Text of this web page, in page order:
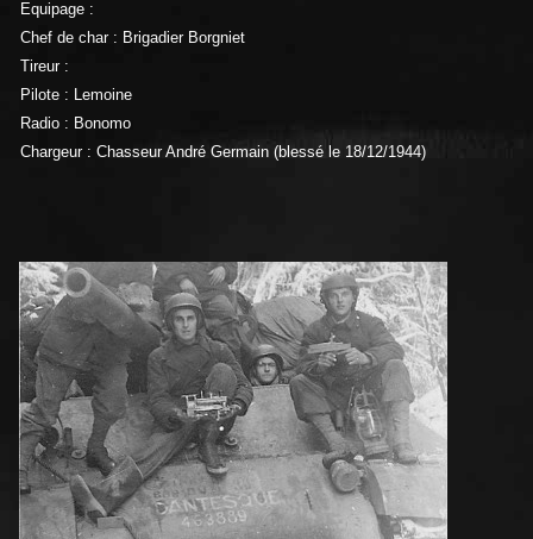
Equipage :
Chef de char : Brigadier Borgniet
Tireur :
Pilote : Lemoine
Radio : Bonomo
Chargeur : Chasseur André Germain (blessé le 18/12/1944)